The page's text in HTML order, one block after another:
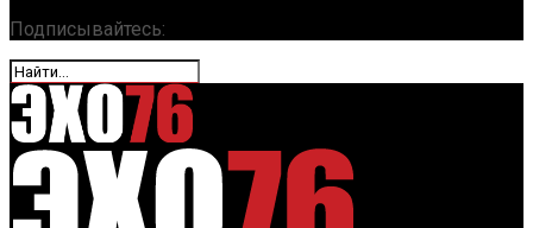
Подписывайтесь: